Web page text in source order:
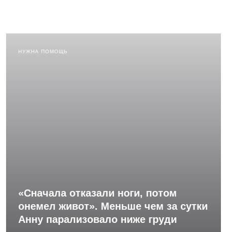
НУЖНА ПОМОЩЬ
«Сначала отказали ноги, потом
онемел живот». Меньше чем за сутки
Анну парализовало ниже груди